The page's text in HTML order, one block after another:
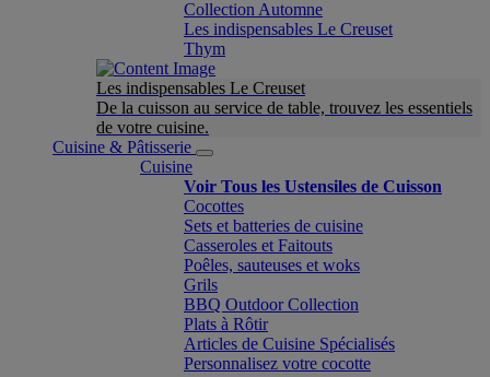
Collection Automne
Les indispensables Le Creuset
Thym
Les indispensables Le Creuset
De la cuisson au service de table, trouvez les essentiels
de votre cuisine.
Cuisine & Pâtisserie
Cuisine
Voir Tous les Ustensiles de Cuisson
Cocottes
Sets et batteries de cuisine
Casseroles et Faitouts
Poêles, sauteuses et woks
Grils
BBQ Outdoor Collection
Plats à Rôtir
Articles de Cuisine Spécialisés
Personnalisez votre cocotte